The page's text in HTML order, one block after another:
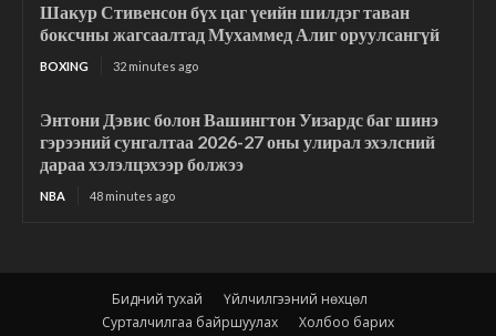
Шакур Стивенсон бүх цаг үеийн шилдэг таван
боксчны жагсаалтад Мухаммед Алиг оруулсангүй
BOXING 32 minutes ago
Энтони Дэвис болон Вашингтон Уизардс баг шинэ
гэрээний сунгалтаа 2026-27 оны улирал эхэлсний
дараа хэлэлцэхээр болжээ
NBA 48 minutes ago
Бидний тухай
Үйлчилгээний нөхцөл
Сурталчилгаа байршуулах
Холбоо барих